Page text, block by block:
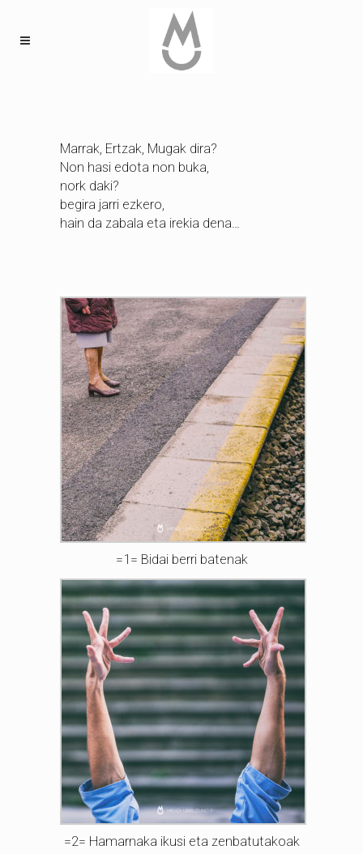
Marrak, Ertzak, Mugak dira?
Non hasi edota non buka,
nork daki?
begira jarri ezkero,
hain da zabala eta irekia dena…
=1= Bidai berri batenak
=2= Hamarnaka ikusi eta zenbatutakoak